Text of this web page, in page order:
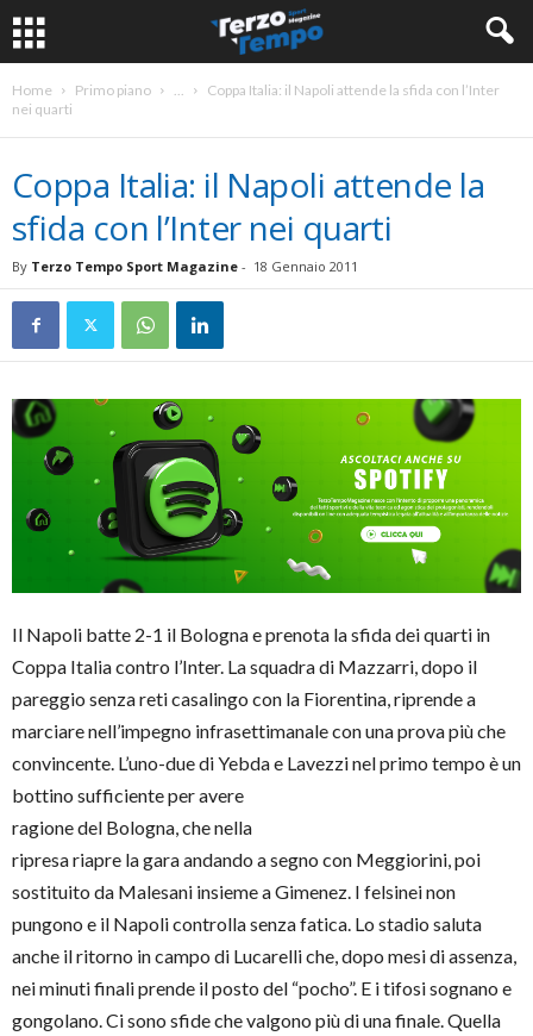
Home Primo piano ...
Coppa Italia: il Napoli attende la sfida con l’Inter
nei quarti
Coppa Italia: il Napoli attende la
sfida con l’Inter nei quarti
By Terzo Tempo Sport Magazine - 18 Gennaio 2011
Il Napoli batte 2-1 il Bologna e prenota la sfida dei quarti in
Coppa Italia contro l’Inter. La squadra di Mazzarri, dopo il
pareggio senza reti casalingo con la Fiorentina, riprende a
marciare nell’impegno infrasettimanale con una prova più che
convincente. L’uno-due di Yebda e Lavezzinel primo tempo è un
bottino sufficiente per avere
ragione del Bologna, che nella
ripresa riapre la gara andando a segno con Meggiorini, poi
sostituito da Malesani insieme a Gimenez. I felsinei non
pungono e il Napoli controlla senza fatica. Lo stadio saluta
anche il ritorno in campo di Lucarelli che, dopo mesi di assenza,
nei minuti finali prende il posto del “pocho”. E i tifosi sognano e
gongolano. Ci sono sfide che valgono più di una finale. Quella